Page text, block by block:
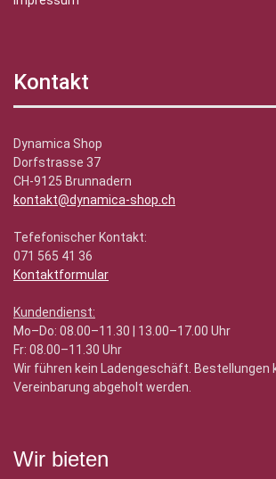
Kontakt
Dynamica Shop
Dorfstrasse 37
CH-9125 Brunnadern
kontakt@dynamica-shop.ch
Tefefonischer Kontakt:
071 565 41 36
Kontaktformular
Kundendienst:
Mo–Do: 08.00–11.30 | 13.00–17.00 Uhr
Fr: 08.00–11.30 Uhr
Wir führen kein Ladengeschäft. Bestellungen
Vereinbarung abgeholt werden.
Wir bieten